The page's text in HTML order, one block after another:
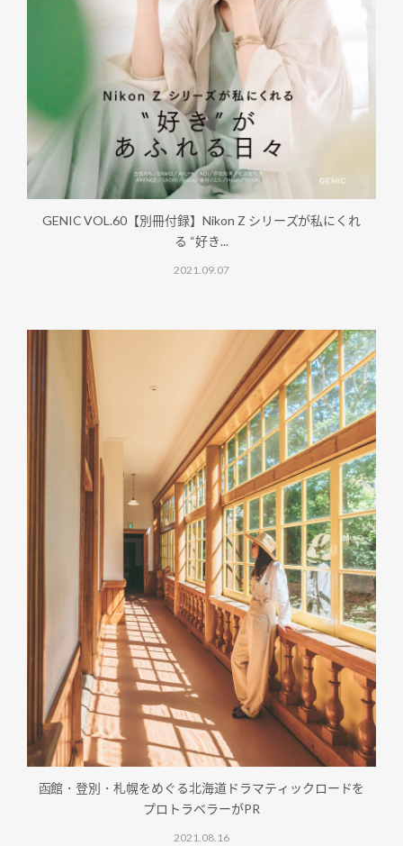
GENIC VOL.60【別冊付録】Nikon Z シリーズが私にくれ
る “好き...
2021.09.07
函館・登別・札幌をめぐる北海道ドラマティックロードを
プロトラベラーがPR
2021.08.16